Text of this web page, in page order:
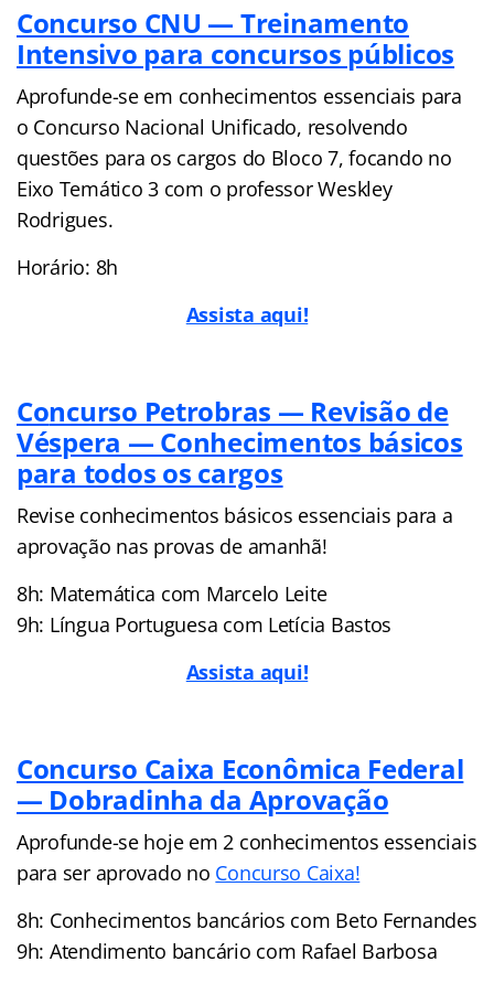
Concurso CNU — Treinamento
Intensivo para concursos públicos
Aprofunde-se em conhecimentos essenciais para
o Concurso Nacional Unificado, resolvendo
questões para os cargos do Bloco 7, focando no
Eixo Temático 3 com o professor Weskley
Rodrigues.
Horário: 8h
Assista aqui!
Concurso Petrobras — Revisão de
Véspera — Conhecimentos básicos
para todos os cargos
Revise conhecimentos básicos essenciais para a
aprovação nas provas de amanhã!
8h: Matemática com Marcelo Leite
9h: Língua Portuguesa com Letícia Bastos
Assista aqui!
Concurso Caixa Econômica Federal
— Dobradinha da Aprovação
Aprofunde-se hoje em 2 conhecimentos essenciais
para ser aprovado no Concurso Caixa!
8h: Conhecimentos bancários com Beto Fernandes
9h: Atendimento bancário com Rafael Barbosa